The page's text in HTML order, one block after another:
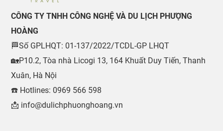
CÔNG TY TNHH CÔNG NGHỆ VÀ DU LỊCH PHƯỢNG
HOÀNG
🏁Số GPLHQT: 01-137/2022/TCDL-GP LHQT
🏡P10.2, Tòa nhà Licogi 13, 164 Khuất Duy Tiến, Thanh
Xuân, Hà Nội
☎️ Hotlines: 0969 566 598
📩 info@dulichphuonghoang.vn